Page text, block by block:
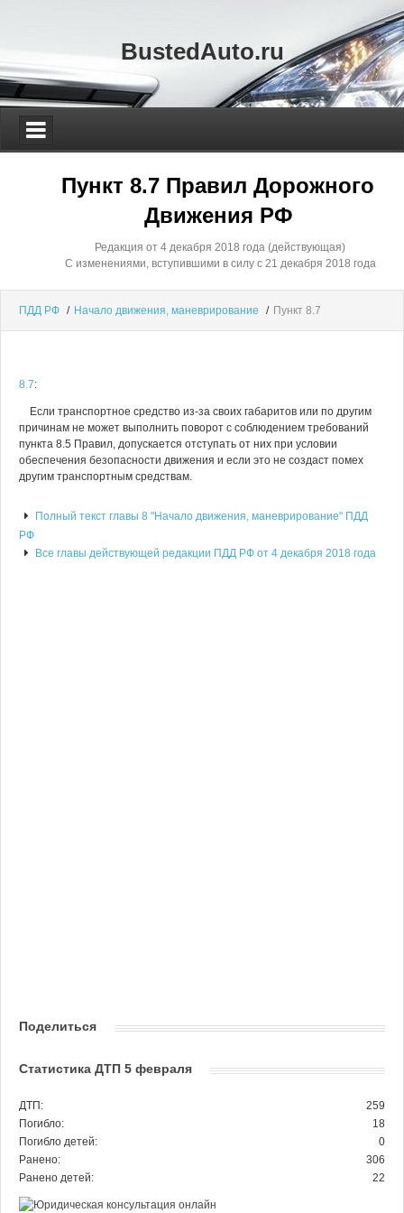
BustedAuto.ru
Пункт 8.7 Правил Дорожного
Движения РФ
Редакция от 4 декабря 2018 года (действующая)
С изменениями, вступившими в силу с 21 декабря 2018 года
ПДД РФ / Начало движения, маневрирование / Пункт 8.7
8.7:
Если транспортное средство из-за своих габаритов или по другим
причинам не может выполнить поворот с соблюдением требований
пункта 8.5 Правил, допускается отступать от них при условии
обеспечения безопасности движения и если это не создаст помех
другим транспортным средствам.
Полный текст главы 8 "Начало движения, маневрирование" ПДД
РФ
Все главы действующей редакции ПДД РФ от 4 декабря 2018 года
Поделиться
Статистика ДТП 5 февраля
ДТП:
259
Погибло:
18
Погибло детей:
0
Ранено:
306
Ранено детей:
22